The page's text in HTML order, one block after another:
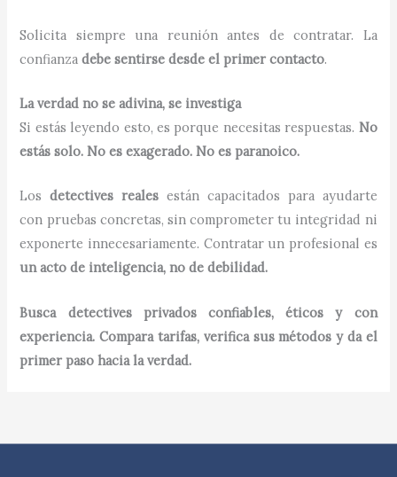
Solicita siempre una reunión antes de contratar. La
confianzadebe sentirse desde el primer contacto.
La verdad no se adivina, se investiga
Si estás leyendo esto, es porque necesitas respuestas. No
estás solo. No es exagerado. No es paranoico.
Losdetectives reales están capacitados para ayudarte
con pruebas concretas, sin comprometer tu integridad ni
exponerte innecesariamente. Contratar un profesional es
un acto de inteligencia, no de debilidad.
Busca detectives privados confiables, éticos y con
experiencia. Compara tarifas, verifica sus métodos y da el
primer paso hacia la verdad.